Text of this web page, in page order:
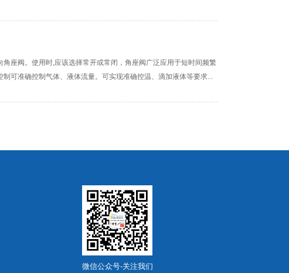
座阀。使用时,应该选择常开或常闭，角座阀广泛应用于短时间频繁
可准确控制气体、液体流量。可实现准确控温、滴加液体等要求...
微信公众号-关注我们